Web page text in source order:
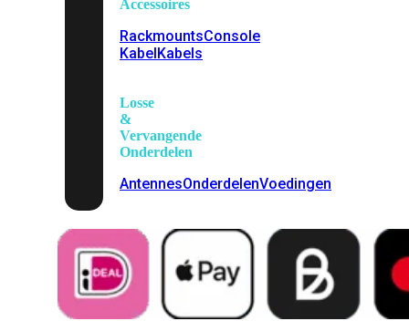
Accessoires
RackmountsConsole
KabelKabels
Losse
&
Vervangende
Onderdelen
AntennesOnderdelenVoedingen